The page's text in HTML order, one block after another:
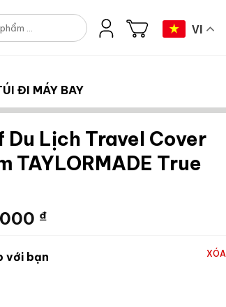
VI
ĐI MÁY BAY
Du Lịch Travel Cover
TAYLORMADE True
₫.
₫Giá
tại
là:
với bạn
XÓA